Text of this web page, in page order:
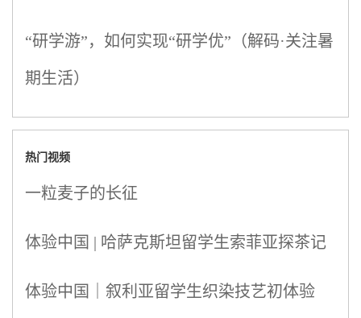
“研学游”，如何实现“研学优”（解码·关注暑
期生活）
热门视频
一粒麦子的长征
体验中国 | 哈萨克斯坦留学生索菲亚探茶记
体验中国｜叙利亚留学生织染技艺初体验